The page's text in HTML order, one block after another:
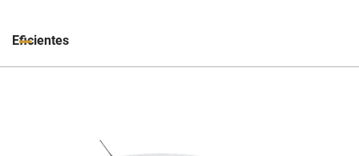
Eficientes